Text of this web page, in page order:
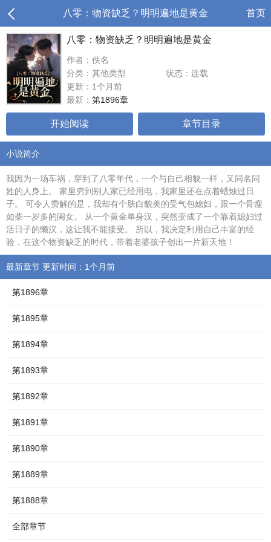
八零：物资缺乏？明明遍地是黄金 首页
八零：物资缺乏？明明遍地是黄金
作者：佚名
分类：其他类型
状态：连载
更新：1个月前
最新： 第1896章
开始阅读 章节目录
小说简介
我因为一场车祸，穿到了八零年代，一个与自己相貌一样，又同名同
姓的人身上。 家里穷到别人家已经用电，我家里还在点着蜡烛过日
子。 可令人费解的是，我却有个肤白貌美的受气包媳妇，跟一个骨瘦
如柴一岁多的闺女。 从一个黄金单身汉，突然变成了一个靠着媳妇过
活日子的懒汉，这让我不能接受。 所以，我决定利用自己丰富的经
验，在这个物资缺乏的时代，带着老婆孩子创出一片新天地！
最新章节 更新时间：1个月前
第1896章
第1895章
第1894章
第1893章
第1892章
第1891章
第1890章
第1889章
第1888章
全部章节